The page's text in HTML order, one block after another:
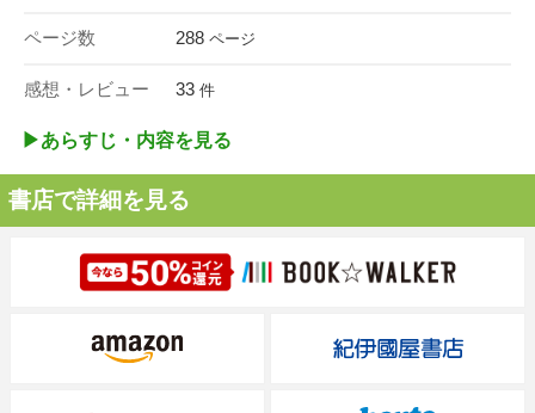
ページ数 288 ページ
感想・レビュー 33 件
▶︎あらすじ・内容を見る
書店で詳細を見る